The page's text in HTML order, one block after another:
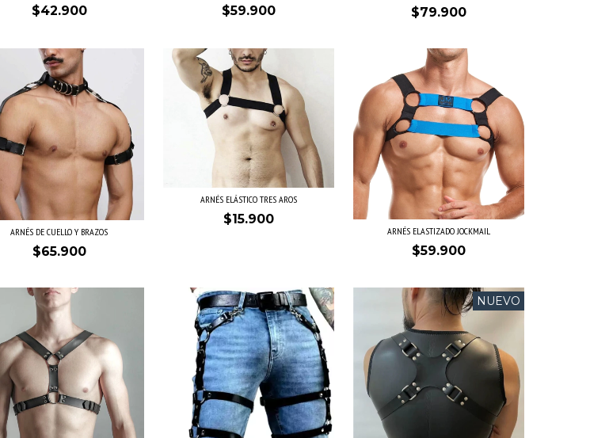
$42.900 $59.900 $79.900
ARNÉS DE CUELLO Y BRAZOS
$65.900
ARNÉS ELÁSTICO TRES AROS
$15.900
ARNÉS ELASTIZADO JOCKMAIL
$59.900
NUEVO